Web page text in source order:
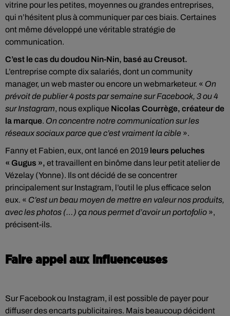
vitrine pour les petites, moyennes ou grandes entreprises,
qui n’hésitent plus à communiquer par ces biais. Certaines
ont même développé une véritable stratégie de
communication.
C’est le cas du doudou Nin-Nin, basé au Creusot.
L’entreprise compte dix salariés, dont un community
manager, un web master ou encore un webmarketeur. « On
prévoit de publier 4 posts par semaine sur Facebook, 3 ou 4
sur Instagram, nous explique Nicolas Courrège, créateur de
la marque. On concentre notre communication sur les
réseaux sociaux parce que c’est vraiment la cible ».
Fanny et Fabien, eux, ont lancé en 2019 leurs peluches
« Gugus », et travaillent en binôme dans leur petit atelier de
Vézelay (Yonne). Ils ont décidé de se concentrer
principalement sur Instagram, l’outil le plus efficace selon
eux. « C’est un beau moyen de mettre en valeur nos produits,
avec les photos (…) ça nous permet d’avoir un portofolio »,
précisent-ils.
Faire appel aux influenceuses
Sur Facebook ou Instagram, il est possible de payer pour
diffuser des encarts publicitaires. Mais beaucoup décident